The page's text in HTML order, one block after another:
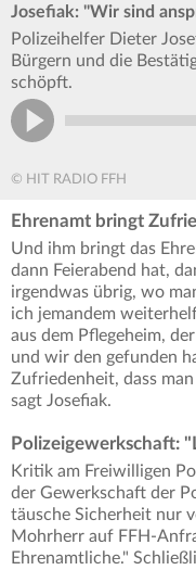
Josefiak: "Wir sind
Polizeihelfer Dieter
Bürgern und die
schöpft.
© HIT RADIO FFH
Ehrenamt bringt
Und ihm bringt das
dann Feierabend hat,
irgendwas übrig, wo
ich jemandem
aus dem Pflegeheim,
und wir den gefunden
Zufriedenheit, dass
sagt Josefiak.
Polizeigewerkschaft:
Kritik am Freiwilligen
der Gewerkschaft der
täusche Sicherheit nur
Mohrherr auf FFH-
Ehrenamtliche."